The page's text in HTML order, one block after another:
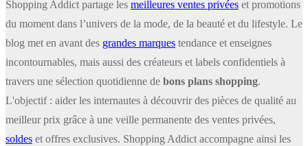
Shopping Addict partage les meilleures ventes privées et promotions
du moment dans l’univers de la mode, de la beauté et du lifestyle. Le
blog met en avant des grandes marques tendance et enseignes
incontournables, mais aussi des créateurs et labels confidentiels à
travers une sélection quotidienne de bons plans shopping.
L'objectif : aider les internautes à découvrir des pièces de qualité au
meilleur prix grâce à une veille permanente des ventes privées,
soldes et offres exclusives. Shopping Addict accompagne ainsi les